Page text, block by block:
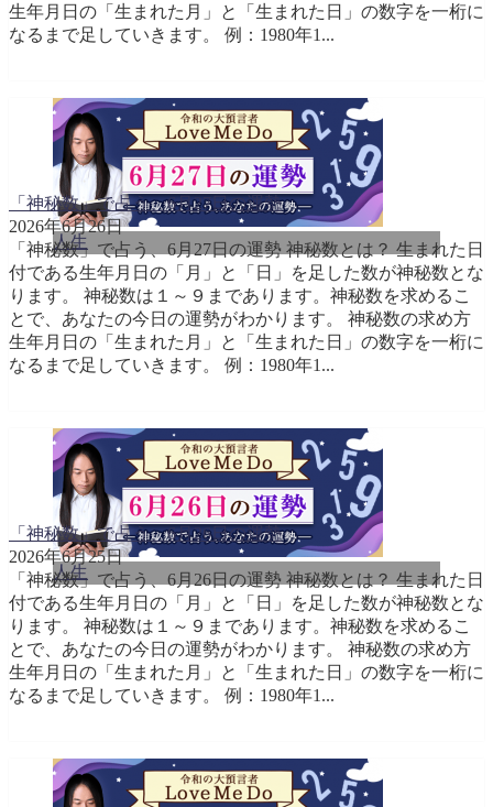
生年月日の「生まれた月」と「生まれた日」の数字を一桁に
なるまで足していきます。 例：1980年1...
人生
「神秘数」で占う、6月27日の運勢
2026年6月26日
「神秘数」で占う、6月27日の運勢 神秘数とは？ 生まれた日
付である生年月日の「月」と「日」を足した数が神秘数とな
ります。 神秘数は１～９まであります。神秘数を求めるこ
とで、あなたの今日の運勢がわかります。 神秘数の求め方
生年月日の「生まれた月」と「生まれた日」の数字を一桁に
なるまで足していきます。 例：1980年1...
人生
「神秘数」で占う、6月26日の運勢
2026年6月25日
「神秘数」で占う、6月26日の運勢 神秘数とは？ 生まれた日
付である生年月日の「月」と「日」を足した数が神秘数とな
ります。 神秘数は１～９まであります。神秘数を求めるこ
とで、あなたの今日の運勢がわかります。 神秘数の求め方
生年月日の「生まれた月」と「生まれた日」の数字を一桁に
なるまで足していきます。 例：1980年1...